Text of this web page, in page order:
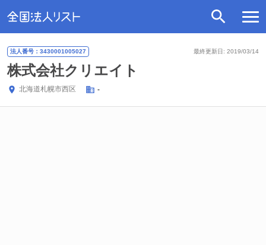
最終更新日: 2019/03/14
法人番号：3430001005027
株式会社クリエイト
北海道札幌市西区 -